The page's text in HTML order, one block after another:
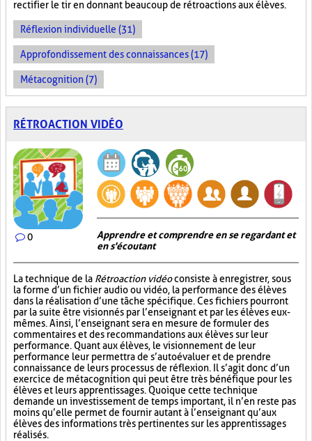
rectifier le tir en donnant beaucoup de rétroactions aux élèves.
Réflexion individuelle (31)
Approfondissement des connaissances (17)
Métacognition (7)
RÉTROACTION VIDÉO
0
Apprendre et comprendre en se regardant et
en s'écoutant
La technique de la Rétroaction vidéoconsiste à enregistrer, sous
la forme d’un fichier audio ou vidéo, la performance des élèves
dans la réalisation d’une tâche spécifique. Ces fichiers pourront
par la suite être visionnés par l’enseignant et par les élèves eux-
mêmes. Ainsi, l’enseignant sera en mesure de formuler des
commentaires et des recommandations aux élèves sur leur
performance. Quant aux élèves, le visionnement de leur
performance leur permettra de s’autoévaluer et de prendre
connaissance de leurs processus de réflexion. Il s’agit donc d’un
exercice de métacognition qui peut être très bénéfique pour les
élèves et leurs apprentissages. Quoique cette technique
demande un investissement de temps important, il n’en reste pas
moins qu’elle permet de fournir autant à l’enseignant qu’aux
élèves des informations très pertinentes sur les apprentissages
réalisés.